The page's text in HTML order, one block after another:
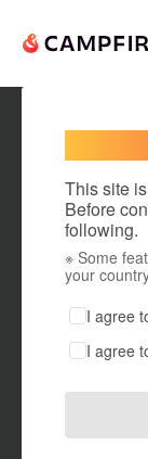
This site
Before
following.
※ Some
your
I agree
I agree